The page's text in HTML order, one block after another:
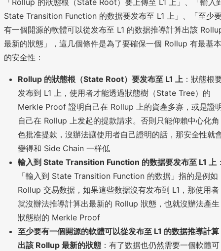
「Rollup 的狀態根（State Root）要上傳至 L1 上」、「輸入
State Transition Function 的数据要发布至 L1 上」、「至少
有一個開源的軟體可以從发布至 L1 的数据推導計算出該
最新的狀態」，這几個條件是為了要確保一個 Rollup 有最基本
的安全性：
Rollup 的狀態根（State Root）要发布至 L1 上 ：狀態根
发布到 L1 上，使用者才能透過狀態樹（State Tree）的
Merkle Proof 證明自己在 Rollup 上的資產多寡，或是證
自己在 Rollup 上发起的提款請求。否則只能仰賴中心化角
色批准提款，沒辦法讓使用者自己證明的話，那安全性就
變得和 Side Chain 一样低
輸入到 State Transition Function 的数据要发布至 L1 上
「輸入到 State Transition Function 的数据」指的是例如
Rollup 交易数据，如果這些数据沒有发布到 L1，那使用者
就沒辦法推導計算出最新的 Rollup 狀態，也就沒辦法產生
狀態樹的 Merkle Proof
至少要有一個開源的軟體可以從发布至 L1 的数据推導計算
出該 Rollup 最新的狀態 ：有了数据也仍然需要一個軟體可